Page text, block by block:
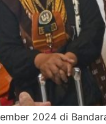
2024 di